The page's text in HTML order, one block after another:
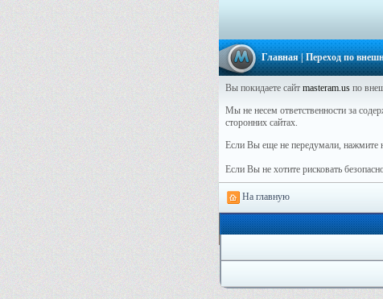
Главная| Переход по
Вы покидаете сайт masteram.us по
Мы не несем ответственности за
сторонних сайтах.
Если Вы еще не передумали, нажмите
Если Вы не хотите рисковать
На главную